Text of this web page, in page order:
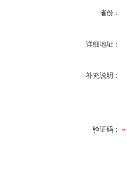
省份：
详细地址：
补充说明：
验证码：